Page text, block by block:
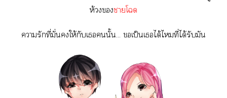
ห้วงาโ
ารักที่มั่นให้กับเนั้น... เป็นเได้ไที่ได้รับมัน